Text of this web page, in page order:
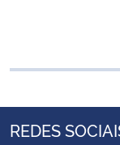
REDES